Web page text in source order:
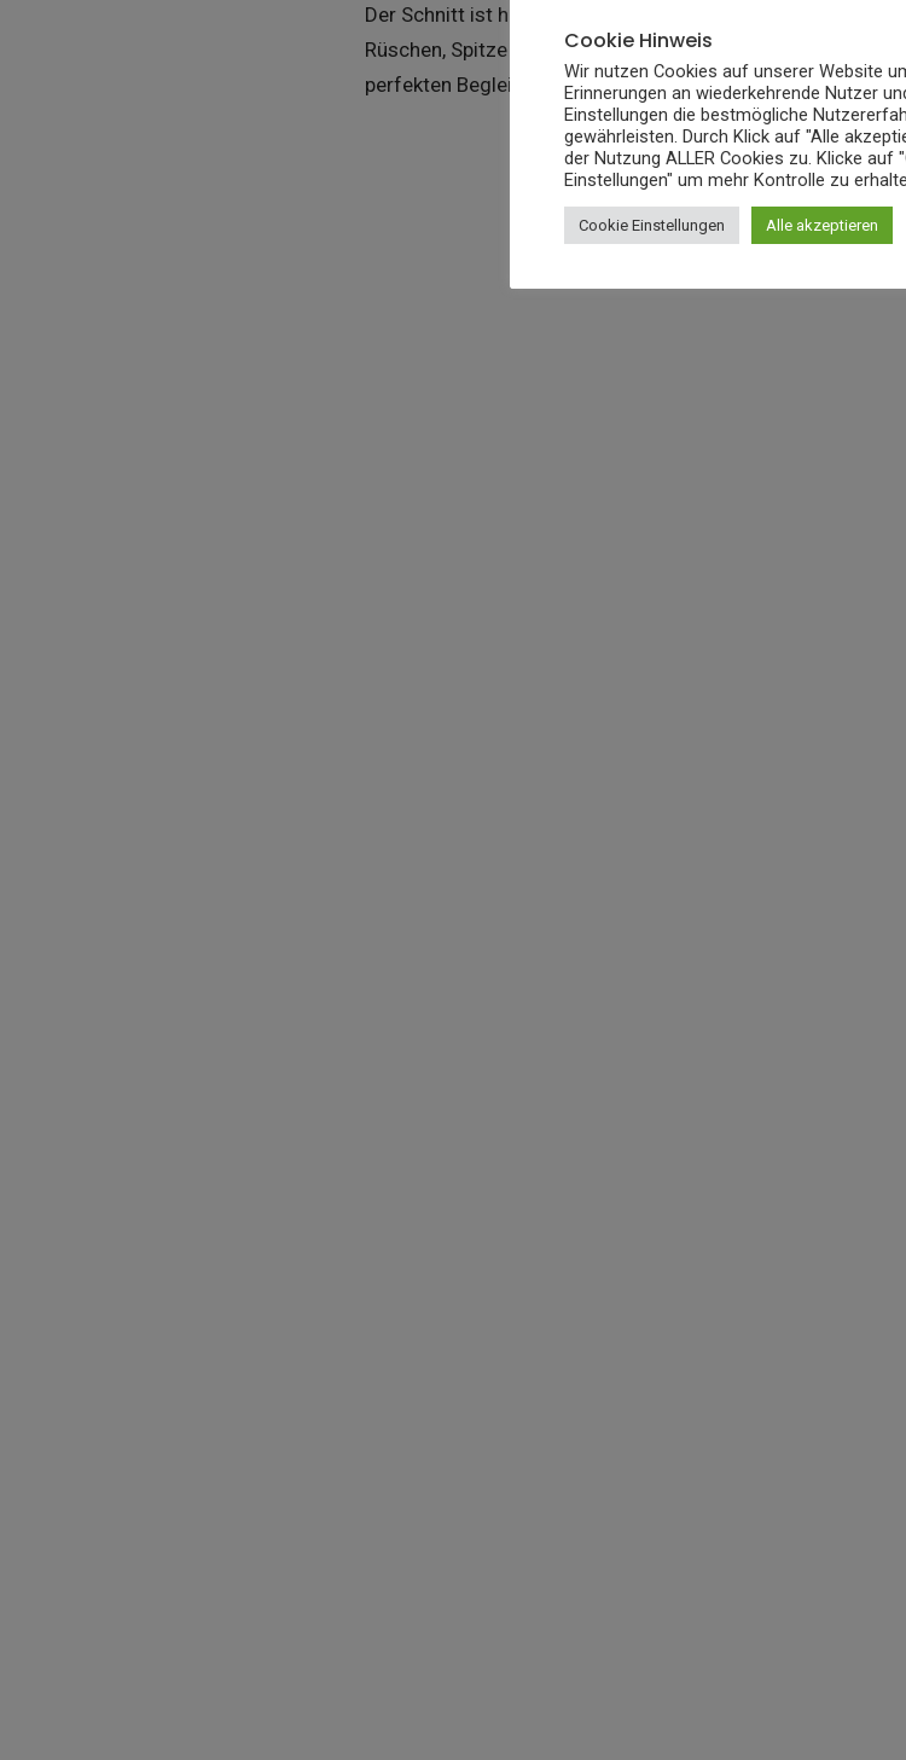
Der Schnitt ist häufig figurbetont, aber nicht zu eng, um
Rüschen, Spitze oder florale Muster verleihen diesen
perfekten Begleitern für sommerliche Anlässe.
Cookie Hinweis
Wir nutzen Cookies auf unserer Website
Erinnerungen an wiederkehrende Nutzer
Einstellungen die bestmögliche
gewährleisten. Durch Klick auf "Alle
der Nutzung ALLER Cookies zu. Klicke auf
Einstellungen" um mehr Kontrolle zu
Cookie Einstellungen Alle akzeptieren